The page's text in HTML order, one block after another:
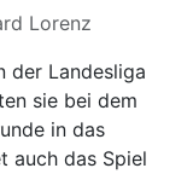
Lorenz
der Landesliga
sie bei dem
in das
auch das Spiel